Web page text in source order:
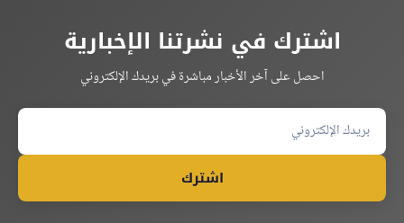
اشترك في نشرتنا الإخبارية
احصل على آخر الأخبار مباشرة في بريدك الإلكتروني
اشترك